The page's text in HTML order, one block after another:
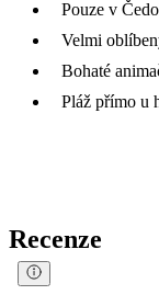
Pouze v
Velmi
Bohaté
Pláž přímo u
Recenze